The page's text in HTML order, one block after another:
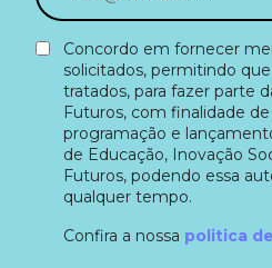
Concordo em fornecer
solicitados, permitindo
tratados, para fazer parte
Futuros, com finalidade
programação e
de Educação, Inovação
Futuros, podendo essa
qualquer tempo.
Confira a nossa politica